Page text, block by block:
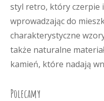
styl retro, który czerpie
wprowadzając do
charakterystyczne
także naturalne
kamień, które nadają
Polecamy